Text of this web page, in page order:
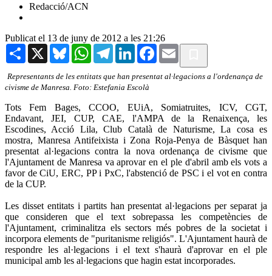
Redacció/ACN
Publicat el 13 de juny de 2012 a les 21:26
Share X BlueskyWhatsAppTelegramLinkedInFacebook
Email
Representants de les entitats que han presentat al·legacions a l'ordenança de
civisme de Manresa. Foto: Estefania Escolà
Tots Fem Bages, CCOO, EUiA, Somiatruites, ICV, CGT,
Endavant, JEI, CUP, CAE, l'AMPA de la Renaixença, les
Escodines, Acció Lila, Club Català de Naturisme, La cosa es
mostra, Manresa Antifeixista i Zona Roja-Penya de Bàsquet han
presentat al·legacions contra la nova ordenança de civisme que
l'Ajuntament de Manresa va aprovar en el ple d'abril amb els vots a
favor de CiU, ERC, PP i PxC, l'abstenció de PSC i el vot en contra
de la CUP.
Les disset entitats i partits han presentat al·legacions per separat ja
que consideren que el text sobrepassa les competències de
l'Ajuntament, criminalitza els sectors més pobres de la societat i
incorpora elements de "puritanisme religiós". L'Ajuntament haurà de
respondre les al·legacions i el text s'haurà d'aprovar en el ple
municipal amb les al·legacions que hagin estat incorporades.